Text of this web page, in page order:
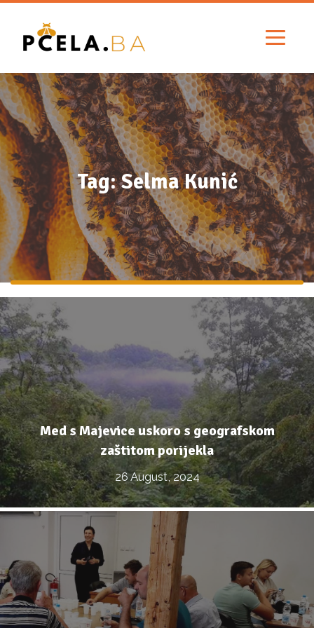
Tag: Selma Kunić
Med s Majevice uskoro s geografskom
zaštitom porijekla
26 August, 2024